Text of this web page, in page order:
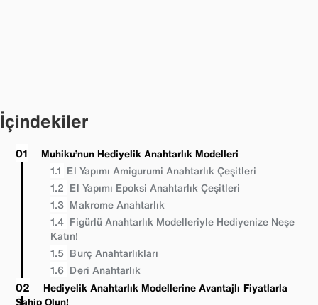
İçindekiler
Muhiku’nun Hediyelik Anahtarlık Modelleri
El Yapımı Amigurumi Anahtarlık Çeşitleri
El Yapımı Epoksi Anahtarlık Çeşitleri
Makrome Anahtarlık
Figürlü Anahtarlık Modelleriyle Hediyenize Neşe
Katın!
Burç Anahtarlıkları
Deri Anahtarlık
Hediyelik Anahtarlık Modellerine Avantajlı Fiyatlarla
Sahip Olun!